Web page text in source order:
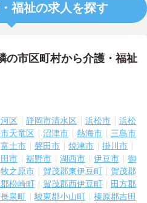
福祉の求人を探す
の市区町村から介護・福祉
区 静岡市清水区 浜松市
浜松
天竜区 沼津市 熱海市
三島市
富士市 磐田市 焼津市
掛川市
市 裾野市 湖西市 伊豆市
御
牧之原市 賀茂郡東伊豆町
賀茂郡
松崎町 賀茂郡西伊豆町
田方郡
泉町 駿東郡小山町
榛原郡吉田